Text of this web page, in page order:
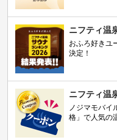
ニフティ温
おふろ好きユ
決定！
ニフティ温
ノジマモバ
格」で人気の